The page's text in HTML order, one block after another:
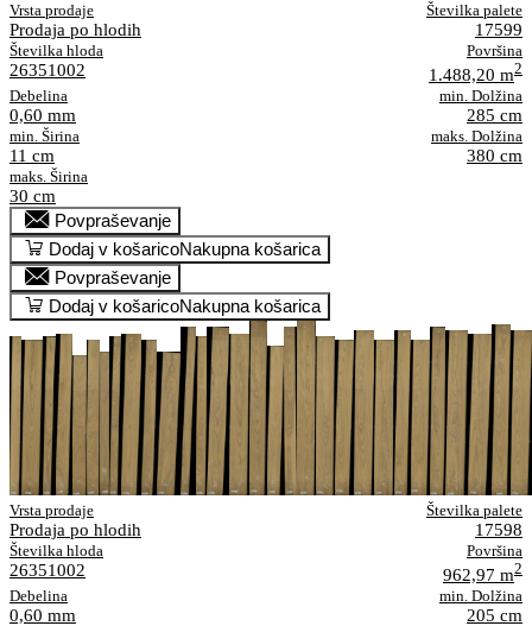
Vrsta prodaje
Prodaja po hlodih
Številka palete
17599
Številka hloda
26351002
Površina
1.488,20 m2
Debelina
0,60 mm
min. Dolžina
285 cm
min. Širina
11 cm
maks. Dolžina
380 cm
maks. Širina
30 cm
Povpraševanje
Dodaj v košaricoNakupna košarica
Povpraševanje
Dodaj v košaricoNakupna košarica
Vrsta prodaje
Prodaja po hlodih
Številka palete
17598
Številka hloda
26351002
Površina
962,97 m2
Debelina
0,60 mm
min. Dolžina
205 cm